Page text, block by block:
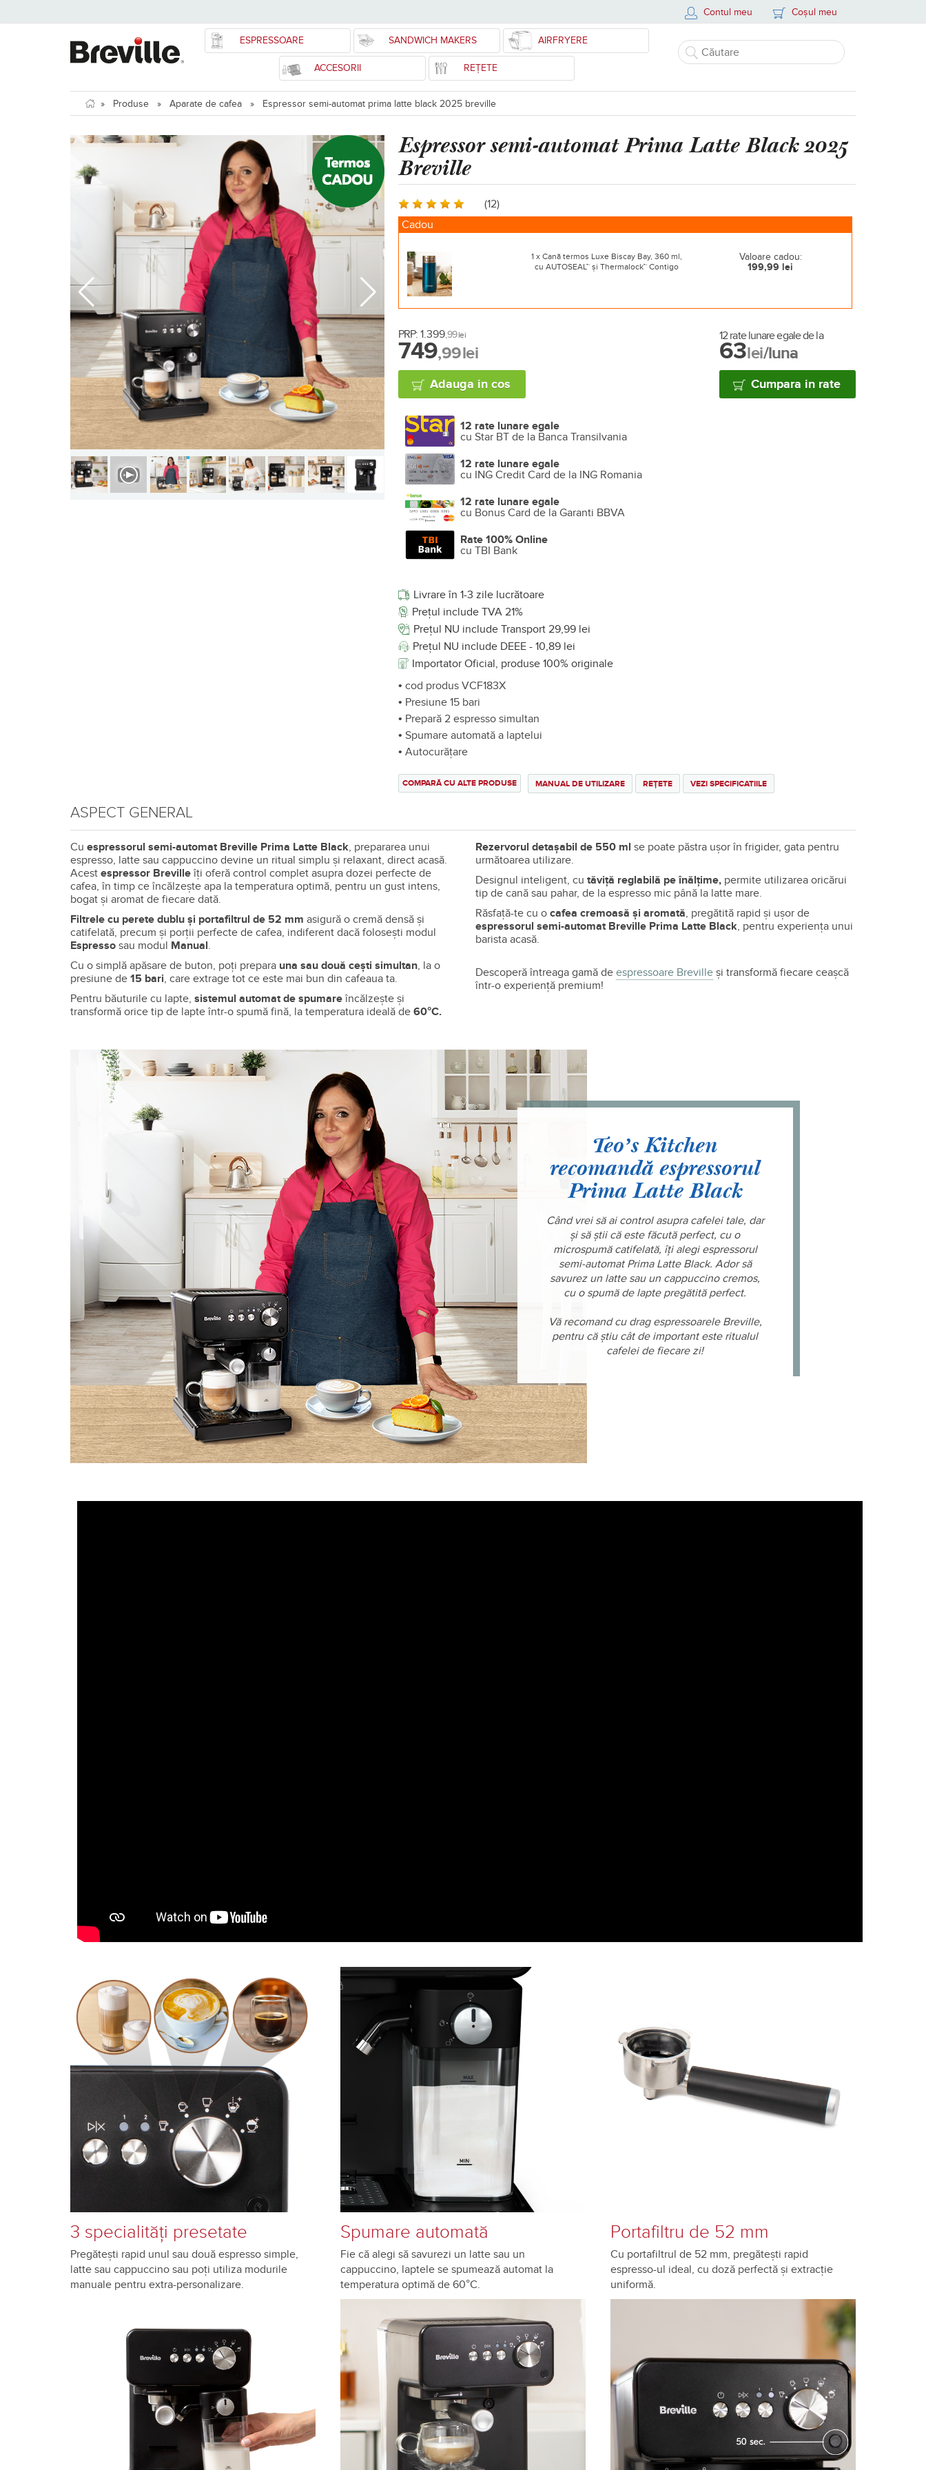
Contul meu Coșul meu
ESPRESSOARE SANDWICH MAKERS AIRFRYERE
ACCESORII REȚETE
» Produse » Aparate de cafea » Espressor semi-automat prima latte black 2025 breville
Espressorsemi-automatPrima Latte Black 2025
Breville
(12)
Cadou
1 x Cană termos Luxe Biscay Bay, 360 ml,
cu AUTOSEAL™ și Thermalock™ Contigo
Valoare cadou:
199,99 lei
PRP: 1.399,99lei
749,99lei
Adauga in cos
12 rate lunare egale de la
63lei/luna
Cumpara in rate
12 rate lunare egale
cu Star BT de la Banca Transilvania
12 rate lunare egale
cu ING Credit Card de la ING Romania
12 rate lunare egale
cu Bonus Card de la Garanti BBVA
Rate 100% Online
cu TBI Bank
Livrare în 1-3 zile lucrătoare
Prețul include TVA 21%
Prețul NU include Transport 29,99 lei
Prețul NU include DEEE - 10,89 lei
Importator Oficial, produse 100% originale
• cod produs VCF183X
• Presiune 15 bari
• Prepară 2 espresso simultan
• Spumare automată a laptelui
• Autocurățare
MANUAL DE UTILIZARE REȚETE
COMPARĂ CU ALTE PRODUSE VEZI SPECIFICATIILE
ASPECT GENERAL
Cu espressorul semi-automat Breville Prima Latte Black, prepararea unui
espresso, latte sau cappuccino devine un ritual simplu și relaxant, direct acasă.
Acest espressor Breville îți oferă control complet asupra dozei perfecte de
cafea, în timp ce încălzește apa la temperatura optimă, pentru un gust intens,
bogat și aromat de fiecare dată.
Filtrele cu perete dublu și portafiltrul de 52 mm asigură o cremă densă și
catifelată, precum și porții perfecte de cafea, indiferent dacă folosești modul
Espresso sau modul Manual.
Cu o simplă apăsare de buton, poți prepara una sau două cești simultan, la o
presiune de 15 bari, care extrage tot ce este mai bun din cafeaua ta.
Pentru băuturile cu lapte, sistemul automat de spumare încălzește și
transformă orice tip de lapte într-o spumă fină, la temperatura ideală de 60°C.
Rezervorul detașabil de 550 ml se poate păstra ușor în frigider, gata pentru
următoarea utilizare.
Designul inteligent, cu tăviță reglabilă pe înălțime, permite utilizarea oricărui
tip de cană sau pahar, de la espresso mic până la latte mare.
Răsfață-te cu o cafea cremoasă și aromată, pregătită rapid și ușor de
espressorul semi-automat Breville Prima Latte Black, pentru experiența unui
barista acasă.
Descoperă întreaga gamă de espressoare Breville și transformă fiecare ceașcă
într-o experiență premium!
Teoʼs Kitchen
recomandă espressorul
Prima Latte Black
Când vrei să ai control asupra cafelei tale, dar
și să știi că este făcută perfect, cu o
microspumă catifelată, îți alegi espressorul
semi-automat Prima Latte Black. Ador să
savurez un latte sau un cappuccino cremos,
cu o spumă de lapte pregătită perfect.
Vă recomand cu drag espressoarele Breville,
pentru că știu cât de important este ritualul
cafelei de fiecare zi!
3 specialități presetate
Pregătești rapid unul sau două espresso simple,
latte sau cappuccino sau poți utiliza modurile
manuale pentru extra-personalizare.
Spumare automată
Fie că alegi să savurezi un latte sau un
cappuccino, laptele se spumează automat la
temperatura optimă de 60°C.
Portafiltru de 52 mm
Cu portafiltrul de 52 mm, pregătești rapid
espresso-ul ideal, cu doză perfectă și extracție
uniformă.